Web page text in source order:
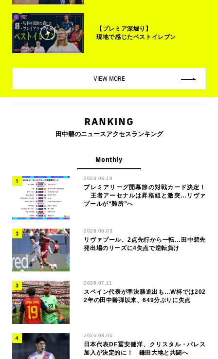
【プレミア深堀り】
現地で感じたベストイレブン
VIEW MORE
RANKING
田中碧のニュースアクセスランキング
Monthly
2026.06.19
プレミアリーグ開幕節の対戦カード決定！
王者アーセナルは昇格組と激突…リヴァ
プールが“難所”へ
2026.08.03
リヴァプール、2点先行から一転…田中碧先
発出場のリーズに4失点で逆転負け
2026.07.11
スペイン代表が準決勝進出も…W杯では202
2年の田中碧弾以来、649分ぶりに失点
2026.08.06
日本代表DF冨安健洋、クリスタル・パレス
加入が決定的に！ 鎌田大地と共闘へ